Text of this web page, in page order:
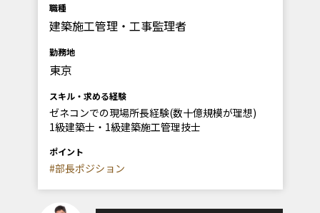
職種
建築施工管理・工事監理者
勤務地
東京
スキル・求める経験
ゼネコンでの現場所長経験(数十億規模が理想)
1級建築士・1級建築施工管理技士
ポイント
#部長ポジション